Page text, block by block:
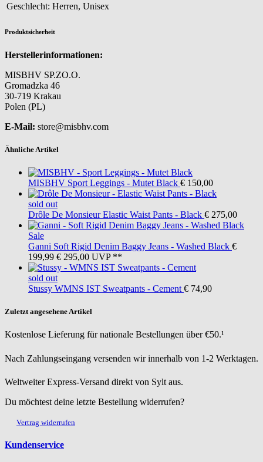
Geschlecht: Herren, Unisex
Produktsicherheit
Herstellerinformationen:
MISBHV SP.ZO.O.
Gromadzka 46
30-719 Krakau
Polen (PL)
E-Mail: store@misbhv.com
Ähnliche Artikel
MISBHV Sport Leggings - Mutet Black € 150,00
sold out
Drôle De Monsieur Elastic Waist Pants - Black € 275,00
Sale
Ganni Soft Rigid Denim Baggy Jeans - Washed Black €
199,99 € 295,00 UVP **
sold out
Stussy WMNS IST Sweatpants - Cement € 74,90
Zuletzt angesehene Artikel
Kostenlose Lieferung für nationale Bestellungen über €50.¹
Nach Zahlungseingang versenden wir innerhalb von 1-2 Werktagen.
Weltweiter Express-Versand direkt von Sylt aus.
Du möchtest deine letzte Bestellung widerrufen?
Vertrag widerrufen
Kundenservice